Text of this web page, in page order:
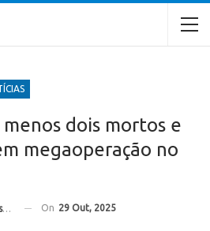
dois mortos e
megaoperação no
On 29 Out, 2025